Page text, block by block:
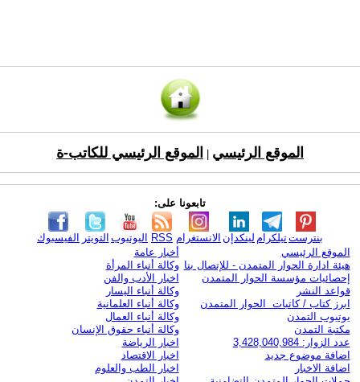
الموقع الرئيسي الموقع الرئيسي للكاتب-ة
تابعونا على:
الفيسبوك التويتر اليوتيوب RSS الانستغرام لينكدإن تيلكرامبنترست
الموقع الرئيسي
هيئة ادارة الحوار المتمدن - للإتصال بنا
إحصائيات مؤسسة الحوار المتمدن
قواعد النشر
ابرز كتاب / كاتبات الحوار المتمدن
يوتيوب التمدن
مكتبة التمدن
عدد الزوار: 3,428,040,984
اضافة موضوع جديد
اضافة الاخبار
أخبار عامة
وكالة أنباء المرأة
اخبار الأدب والفن
وكالة أنباء اليسار
وكالة أنباء العلمانية
وكالة أنباء العمال
وكالة أنباء حقوق الإنسان
اخبار الرياضة
اخبار الاقتصاد
اخبار الطب والعلوم